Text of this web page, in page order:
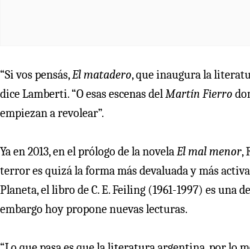
“Si vos pensás,El matadero, que inaugura la
dice Lamberti. “O esas escenas delMartín Fierro
empiezan a revolear”.
Ya en 2013, en el prólogo de la novelaEl mal menor,
terror es quizá la forma más devaluada y más
Planeta, el libro de C. E. Feiling (1961-1997) es una
embargo hoy propone nuevas lecturas.